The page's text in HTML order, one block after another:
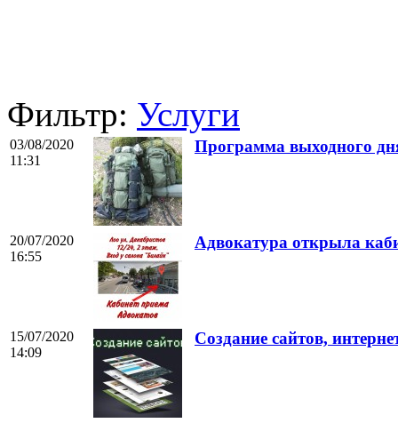
Фильтр: Услуги
03/08/2020
11:31
Программа выходного
20/07/2020
16:55
Адвокатура открыла
15/07/2020
14:09
Создание сайтов,